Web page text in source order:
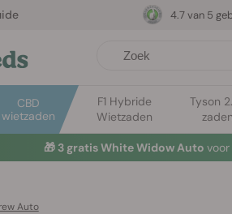
CBD
wietzaden
F1 Hybride
Wietzaden
Tyson
zaden
4.7 van 5
🎁 3 gratis White Widow Auto
Auto